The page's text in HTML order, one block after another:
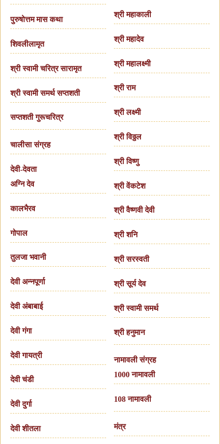
पुरुषोत्तम मास कथा
शिवलीलामृत
श्री स्वामी चरित्र सारामृत
श्री स्वामी समर्थ सप्तशती
सप्तशती गुरूचरित्र
चालीसा संग्रह
देवी-देवता
अग्नि देव
कालभैरव
गोपाल
तुलजा भवानी
देवी अन्नपूर्णा
देवी अंबाबाई
देवी गंगा
देवी गायत्री
देवी चंडी
देवी दुर्गा
देवी शीतला
श्री महाकाली
श्री महादेव
श्री महालक्ष्मी
श्री राम
श्री लक्ष्मी
श्री विठ्ठल
श्री विष्णु
श्री वेंकटेश
श्री वैष्णवी देवी
श्री शनि
श्री सरस्वती
श्री सूर्य देव
श्री स्वामी समर्थ
श्री हनुमान
नामावली संग्रह
1000 नामावली
108 नामावली
मंत्र